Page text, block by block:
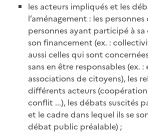
les acteurs impliqués et les
l’aménagement : les
personnes ayant participé à
son financement (ex. :
aussi celles qui sont
sans en être responsables (ex.
associations de citoyens), les
différents acteurs
conflit ...), les débats suscités
et le cadre dans lequel ils se
débat public préalable) ;